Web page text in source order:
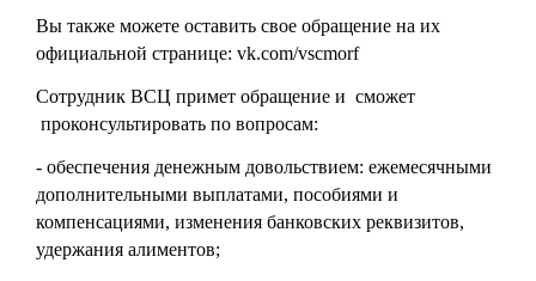
Вы также можете оставить свое обращение на их
официальной странице: vk.com/vscmorf
Сотрудник ВСЦ примет обращение и сможет
проконсультировать по вопросам:
- обеспечения денежным довольствием: ежемесячными
дополнительными выплатами, пособиями и
компенсациями, изменения банковских реквизитов,
удержания алиментов;